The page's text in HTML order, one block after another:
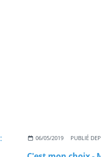
06/05/2019 PUBLIÉ